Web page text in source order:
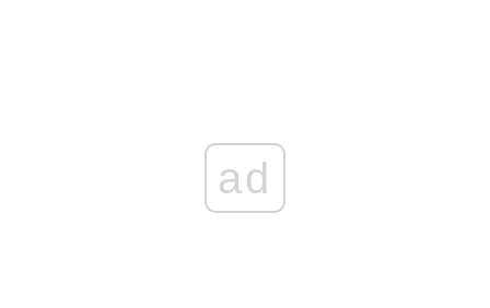
ad